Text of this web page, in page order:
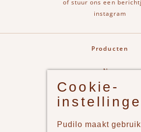
of stuur ons een
instagram
Producten
New
Jongens
Meisjes
Cookie-
Pudilo maakt